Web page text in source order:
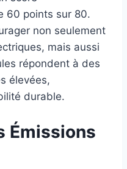
60 points sur 80.
non seulement
mais aussi
répondent à des
élevées,
durable.
Émissions